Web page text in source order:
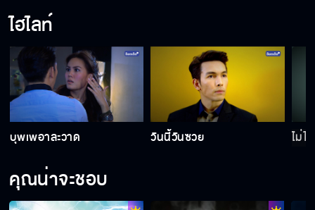
ไฮไลท์
บุพเพอาละวาด วันนี้วันซวย ไม่ไ
คุณน่าจะชอบ